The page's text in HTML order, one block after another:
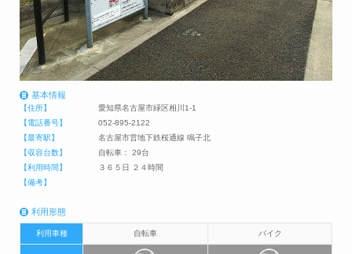
基本情報
【住所】
愛知県名古屋市緑区相川1-1
【電話番号】
052-895-2122
【最寄駅】
名古屋市営地下鉄桜通線 鳴子北
【収容台数】
自転車： 29台
【利用時間】
３６５日 ２４時間
【備考】
利用形態
利用車種 自転車 バイク